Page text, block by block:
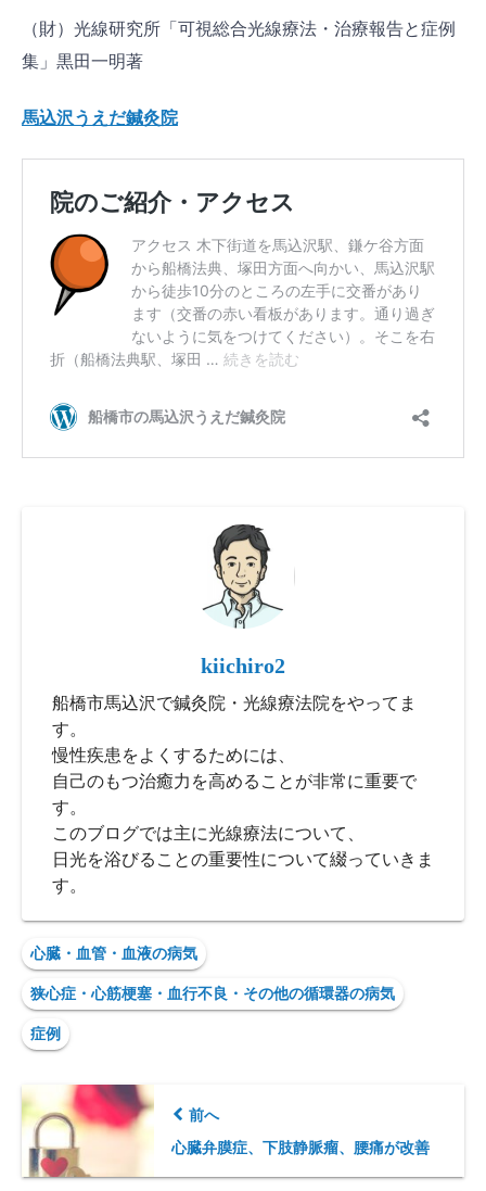
（財）光線研究所「可視総合光線療法・治療報告と症例
集」黒田一明著
馬込沢うえだ鍼灸院
kiichiro2
船橋市馬込沢で鍼灸院・光線療法院をやってま
す。
慢性疾患をよくするためには、
自己のもつ治癒力を高めることが非常に重要で
す。
このブログでは主に光線療法について、
日光を浴びることの重要性について綴っていきま
す。
心臓・血管・血液の病気
狭心症・心筋梗塞・血行不良・その他の循環器の病気
症例
前へ
心臓弁膜症、下肢静脈瘤、腰痛が改善